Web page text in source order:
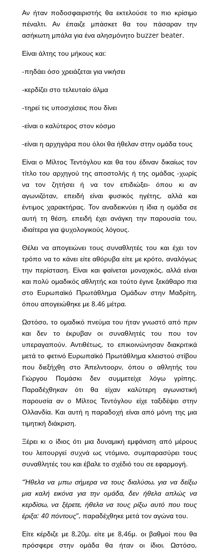
Αν ήταν ποδοσφαιριστής θα εκτελούσε το πιο κρίσιμο
πέναλτι. Αν έπαιζε μπάσκετ θα του πάσαραν την
ασήκωτη μπάλα για ένα αλησμόνητο buzzer beater.
Είναι άλτης του μήκους και:
-πηδάει όσο χρειάζεται για νικήσει
-κερδίζει στο τελευταίο άλμα
-τηρεί τις υποσχέσεις που δίνει
-είναι ο καλύτερος στον κόσμο
-είναι η αρχηγάρα που όλοι θα ήθελαν στην ομάδα τους
Είναι ο Μίλτος Τεντόγλου και θα του έδιναν δικαίως τον
τίτλο του αρχηγού της αποστολής ή της ομάδας -χωρίς
να τον ζητήσει ή να τον επιδιώξει- όπου κι αν
αγωνιζόταν, επειδή είναι φυσικός ηγέτης, αλλά και
έντιμος χαρακτήρας. Τον αναδεικνύει η ίδια η ομάδα σε
αυτή τη θέση, επειδή έχει ανάγκη την παρουσία του,
ιδιαίτερα για ψυχολογικούς λόγους.
Θέλει να απογειώνει τους συναθλητές του και έχει τον
τρόπο να το κάνει είτε αθόρυβα είτε με κρότο, αναλόγως
την περίσταση. Είναι και φαίνεται μοναχικός, αλλά είναι
και πολύ ομαδικός αθλητής και τούτο έγινε ξεκάθαρο πια
στο Ευρωπαϊκό Πρωτάθλημα Ομάδων στην Μαδρίτη,
όπου απογειώθηκε με 8.46 μέτρα.
Ωστόσο, το ομαδικό πνεύμα του ήταν γνωστό από πριν
και δεν το έκρυβαν οι συναθλητές του που τον
υπεραγαπούν. Αντιθέτως, το επικοινώνησαν διακριτικά
μετά το φετινό Ευρωπαϊκό Πρωτάθλημα κλειστού στίβου
που διεξήχθη στο Άπελντοορν, όπου ο αθλητής του
Γιώργου Πομάσκι δεν συμμετείχε λόγω γρίπης.
Παραδέχθηκαν ότι θα είχαν καλύτερη αγωνιστική
παρουσία αν ο Μίλτος Τεντόγλου είχε ταξιδέψει στην
Ολλανδία. Και αυτή η παραδοχή είναι από μόνη της μια
τιμητική διάκριση.
Ξέρει κι ο ίδιος ότι μια δυναμική εμφάνιση από μέρους
του λειτουργεί συχνά ως ντόμινο, συμπαρασύρει τους
συναθλητές του και έβαλε το σχέδιό του σε εφαρμογή.
“Ήθελα να μπω σήμερα να τους διαλύσω, για να δείξω
μια καλή εικόνα για την ομάδα, δεν ήθελα απλώς να
κερδίσω, να ξέρετε, ήθελα να τους ρίξω αυτό που τους
έριξα: 40 πόντους”, παραδέχθηκε μετά τον αγώνα του.
Είτε κέρδιζε με 8,20μ. είτε με 8,46μ. οι βαθμοί που θα
πρόσφερε στην ομάδα θα ήταν οι ίδιοι. Ωστόσο,